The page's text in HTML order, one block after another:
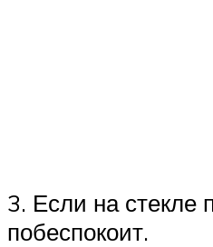
3. Если на стекле
побеспокоит.